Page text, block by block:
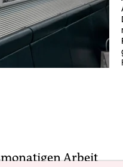
Arbeit